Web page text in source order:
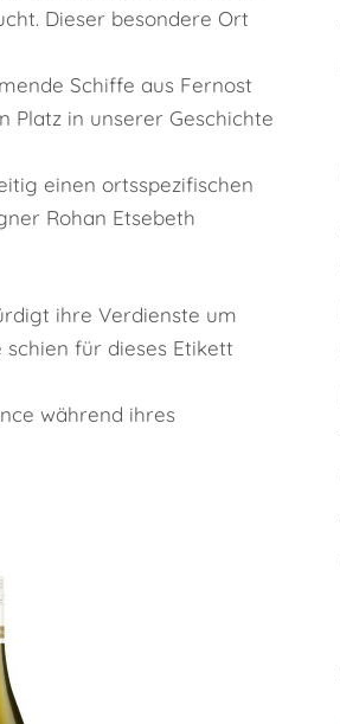
Dieser besondere Ort
Schiffe aus Fernost
Platz in unserer Geschichte
einen ortsspezifischen
Rohan Etsebeth
ihre Verdienste um
für dieses Etikett
während ihres